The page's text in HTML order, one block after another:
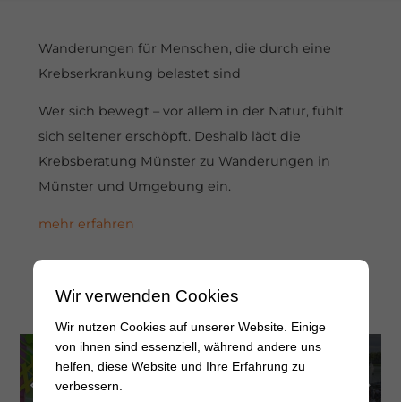
Wanderungen für Menschen, die durch eine
Krebserkrankung belastet sind
Wer sich bewegt – vor allem in der Natur, fühlt
sich seltener erschöpft. Deshalb lädt die
Krebsberatung Münster zu Wanderungen in
Münster und Umgebung ein.
mehr erfahren
Swing
06.09.2026: Wilsberg
Wir verwenden Cookies
Wir nutzen Cookies auf unserer Website. Einige
von ihnen sind essenziell, während andere uns
helfen, diese Website und Ihre Erfahrung zu
verbessern.